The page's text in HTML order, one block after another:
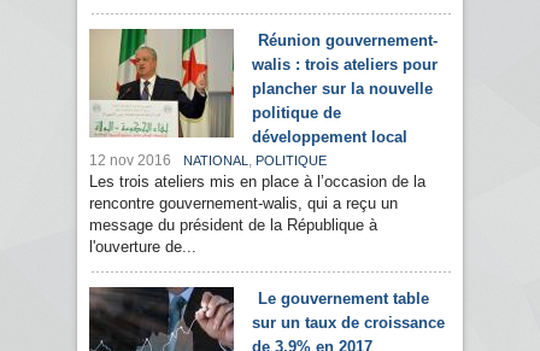
Réunion gouvernement-
walis : trois ateliers pour
plancher sur la nouvelle
politique de
développement local
12 nov 2016 NATIONAL , POLITIQUE
Les trois ateliers mis en place à l’occasion de la
rencontre gouvernement-walis, qui a reçu un
message du président de la République à
l'ouverture de...
Le gouvernement table
sur un taux de croissance
de 3,9% en 2017